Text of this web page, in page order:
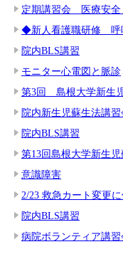
定期講習会 医療安全
◆新人看護職研修 呼
院内BLS講習
モニター心電図と脈診
第3回 島根大学新生
院内新生児蘇生法講習
院内BLS講習
第13回島根大学新生
意識障害
2/23 救急カート変更
院内BLS講習
病院ボランティア講習